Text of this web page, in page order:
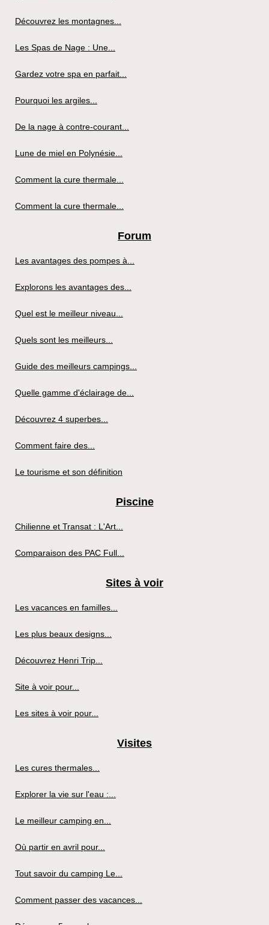
Découvrez les montagnes...
Les Spas de Nage : Une...
Gardez votre spa en parfait...
Pourquoi les argiles...
De la nage à contre-courant...
Lune de miel en Polynésie...
Comment la cure thermale...
Comment la cure thermale...
Forum
Les avantages des pompes à...
Explorons les avantages des...
Quel est le meilleur niveau...
Quels sont les meilleurs...
Guide des meilleurs campings...
Quelle gamme d'éclairage de...
Découvrez 4 superbes...
Comment faire des...
Le tourisme et son définition
Piscine
Chilienne et Transat : L'Art...
Comparaison des PAC Full...
Sites à voir
Les vacances en familles...
Les plus beaux designs...
Découvrez Henri Trip...
Site à voir pour...
Les sites à voir pour...
Visites
Les cures thermales...
Explorer la vie sur l'eau :...
Le meilleur camping en...
Où partir en avril pour...
Tout savoir du camping Le...
Comment passer des vacances...